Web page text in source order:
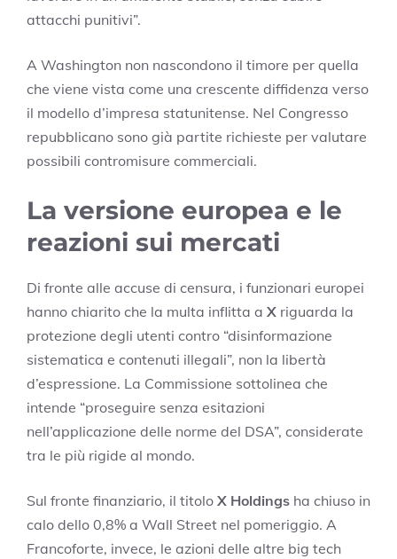
attacchi punitivi”.
A Washington non nascondono il timore per quella
che viene vista come una crescente diffidenza verso
il modello d’impresa statunitense. Nel Congresso
repubblicano sono già partite richieste per valutare
possibili contromisure commerciali.
La versione europea e le
reazioni sui mercati
Di fronte alle accuse di censura, i funzionari europei
hanno chiarito che la multa inflitta a X riguarda la
protezione degli utenti contro “disinformazione
sistematica e contenuti illegali”, non la libertà
d’espressione. La Commissione sottolinea che
intende “proseguire senza esitazioni
nell’applicazione delle norme del DSA”, considerate
tra le più rigide al mondo.
Sul fronte finanziario, il titolo X Holdings ha chiuso in
calo dello 0,8% a Wall Street nel pomeriggio. A
Francoforte, invece, le azioni delle altre big tech